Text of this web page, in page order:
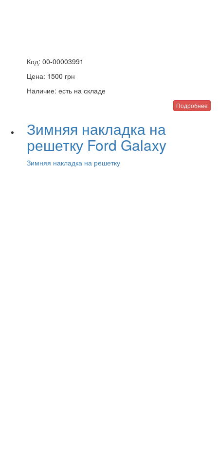
Код: 00-00003991
Цена: 1500 грн
Наличие: есть на складе
Подробнее
Зимняя накладка на
решетку Ford Galaxy
Зимняя накладка на решетку